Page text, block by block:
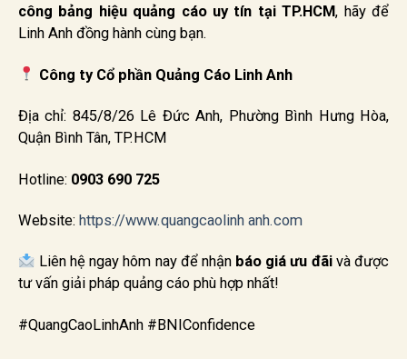
công bảng hiệu quảng cáo uy tín tại TP.HCM, hãy để
Linh Anh đồng hành cùng bạn.
Công ty Cổ phần Quảng Cáo Linh Anh
Địa chỉ: 845/8/26 Lê Đức Anh, Phường Bình Hưng Hòa,
Quận Bình Tân, TP.HCM
Hotline: 0903 690 725
Website: https://www.quangcaolinh anh.com
Liên hệ ngay hôm nay để nhận báo giá ưu đãivà được
tư vấn giải pháp quảng cáo phù hợp nhất!
#QuangCaoLinhAnh #BNIConfidence